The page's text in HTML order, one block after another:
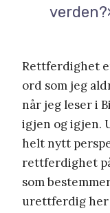
Rettferdighet
ord som jeg
når jeg leser i
igjen og igjen.
helt nytt
rettferdighet
som
urettferdig her